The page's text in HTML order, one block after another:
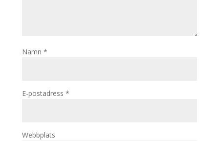
Namn *
E-postadress *
Webbplats